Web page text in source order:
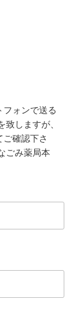
フォンで送る
しますが、
確認下さ
ごみ薬局本